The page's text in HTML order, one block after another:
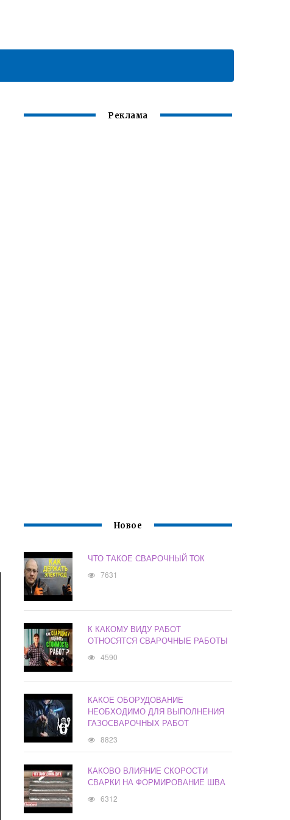
Реклама
Новое
ЧТО ТАКОЕ СВАРОЧНЫЙ ТОК
7631
К КАКОМУ ВИДУ РАБОТ
ОТНОСЯТСЯ СВАРОЧНЫЕ РАБОТЫ
4590
КАКОЕ ОБОРУДОВАНИЕ
НЕОБХОДИМО ДЛЯ ВЫПОЛНЕНИЯ
ГАЗОСВАРОЧНЫХ РАБОТ
8823
КАКОВО ВЛИЯНИЕ СКОРОСТИ
СВАРКИ НА ФОРМИРОВАНИЕ ШВА
6312